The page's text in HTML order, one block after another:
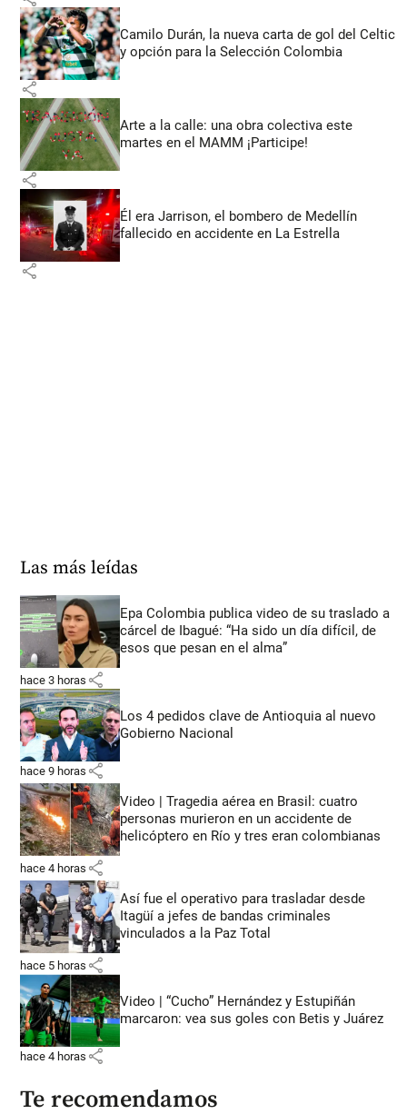
Camilo Durán, la nueva carta de gol del Celtic
y opción para la Selección Colombia
share
Arte a la calle: una obra colectiva este
martes en el MAMM ¡Participe!
share
Él era Jarrison, el bombero de Medellín
fallecido en accidente en La Estrella
share
Las más leídas
Epa Colombia publica video de su traslado a
cárcel de Ibagué: “Ha sido un día difícil, de
esos que pesan en el alma”
hace 3 horas share
Los 4 pedidos clave de Antioquia al nuevo
Gobierno Nacional
hace 9 horas share
Video | Tragedia aérea en Brasil: cuatro
personas murieron en un accidente de
helicóptero en Río y tres eran colombianas
hace 4 horas share
Así fue el operativo para trasladar desde
Itagüí a jefes de bandas criminales
vinculados a la Paz Total
hace 5 horas share
Video | “Cucho” Hernández y Estupiñán
marcaron: vea sus goles con Betis y Juárez
hace 4 horas share
Te recomendamos